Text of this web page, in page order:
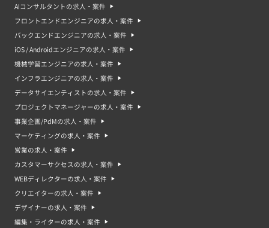
クリエイターのスキルを高める勉強方法・資格
クリエイターのスキルを高める勉強方法や資格について、以下のような点が
・専門学校や大学でのデザインや写真などの専攻: デザインや写真などに関
する専門的な知識やスキルを学ぶことができるので、資格取得やキャリアア
・オンラインでのデザインや写真などの講座やセミナー: オンラインでの講
座やセミナーは、時間や場所を選ばずに受講できるので、スキルアップに有
・アマチュアでのデザインや写真などの制作経験を積む: 実際にデザインや
写真などを制作することで、スキルを高めることができます。また、アマチ
クリエイター案件は未経験でも応募できる？
イター案件もあります。ただし、実務経験がある方が有利なので、未経験で
応募する際は自己PRやポートフォリオを作成して自分のスキルや才能をア
の応募者との差別化を図ることが重要です。少しでも活かせる経験をアピー
ルしたり、意欲や今後のキャリアなどもしっかり伝えるようにしましょう。
クリエイター案件・求人の将来性やクリエイターのキャリア
クリエイター案件や求人は、コンテンツやデザインなどを中心とした業界で
AIコンサルタントの求人・案件
フロントエンドエンジニアの求人・案件
バックエンドエンジニアの求人・案件
iOS / Androidエンジニアの求人・案件
機械学習エンジニアの求人・案件
インフラエンジニアの求人・案件
データサイエンティストの求人・案件
プロジェクトマネージャーの求人・案件
事業企画/PdMの求人・案件
マーケティングの求人・案件
営業の求人・案件
カスタマーサクセスの求人・案件
WEBディレクターの求人・案件
クリエイターの求人・案件
デザイナーの求人・案件
編集・ライターの求人・案件